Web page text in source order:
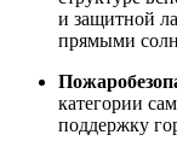
и защитной
прямыми
категории
поддержку